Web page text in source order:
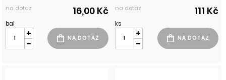
na dotaz 16,00 Kč
bal
na dotaz 111 Kč
ks